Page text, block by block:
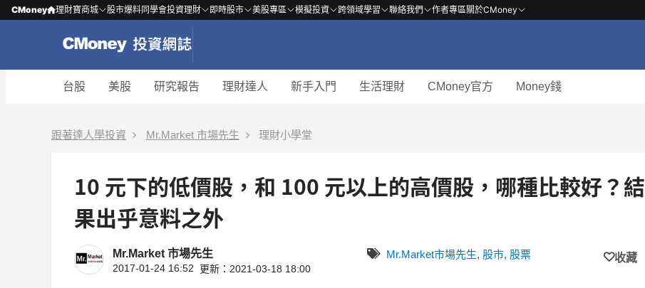
CMoney 理財寶商城 股市爆料同學會投資理財 即時股市 美股專區 模擬投資 跨領域學習 聯絡我們 作者專區關於CMoney
台股 美股 研究報告 理財達人 新手入門 生活理財 CMoney官方 Money錢
跟著達人學投資 Mr.Market 市場先生 理財小學堂
10 元下的低價股，和 100 元以上的高價股，哪種比較好？結
果出乎意料之外
Mr.Market 市場先生
2017-01-24 16:52 更新：2021-03-18 18:00
Mr.Market市場先生, 股市, 股票 收藏